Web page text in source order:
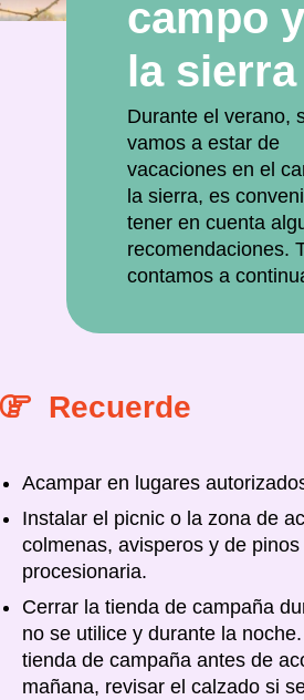
campo
la sierra
Durante el verano,
vamos a estar de
vacaciones en el
la sierra, es
tener en cuenta
recomendaciones.
contamos a
Recuerde
Acampar en lugares
Instalar el picnic o la zona de
colmenas, avisperos y de
procesionaria.
Cerrar la tienda de campaña
no se utilice y durante la
tienda de campaña antes de
mañana, revisar el calzado si